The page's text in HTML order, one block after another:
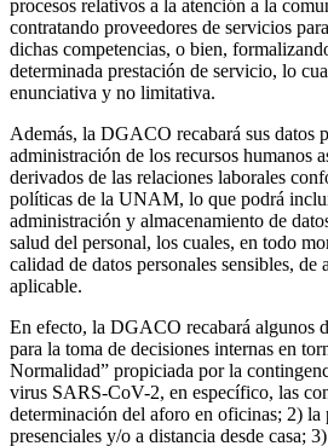
procesos relativos a la atención a la
contratando proveedores de servicios
dichas competencias, o bien,
determinada prestación de servicio, lo
enunciativa y no limitativa.
Además, la DGACO recabará sus datos
administración de los recursos humanos
derivados de las relaciones laborales
políticas de la UNAM, lo que podrá
administración y almacenamiento de
salud del personal, los cuales, en todo
calidad de datos personales sensibles,
aplicable.
En efecto, la DGACO recabará algunos
para la toma de decisiones internas en
Normalidad” propiciada por la
virus SARS-CoV-2, en específico, las
determinación del aforo en oficinas; 2) la
presenciales y/o a distancia desde casa;